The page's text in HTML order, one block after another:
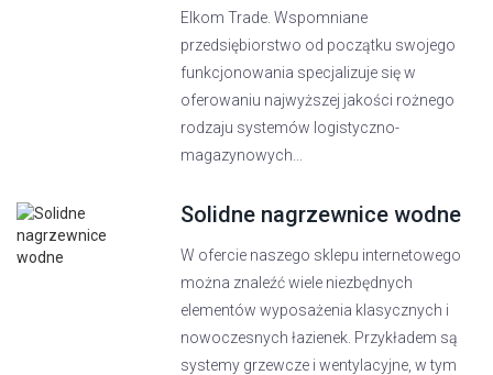
Elkom Trade. Wspomniane
przedsiębiorstwo od początku swojego
funkcjonowania specjalizuje się w
oferowaniu najwyższej jakości rożnego
rodzaju systemów logistyczno-
magazynowych...
Solidne nagrzewnice wodne
W ofercie naszego sklepu internetowego
można znaleźć wiele niezbędnych
elementów wyposażenia klasycznych i
nowoczesnych łazienek. Przykładem są
systemy grzewcze i wentylacyjne, w tym